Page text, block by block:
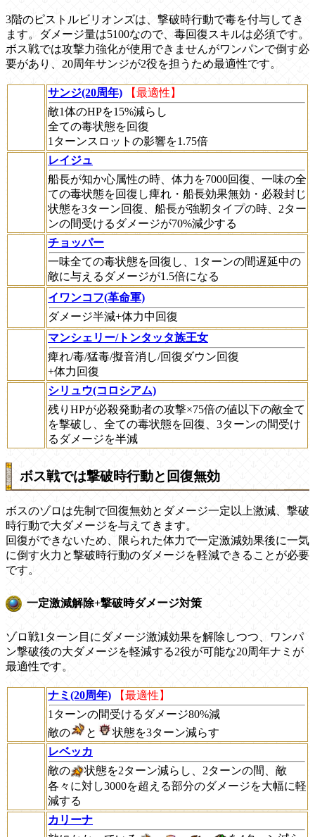
3階のピストルビリオンズは、撃破時行動で毒を付与してき
ます。ダメージ量は5100なので、毒回復スキルは必須です。
ボス戦では攻撃力強化が使用できませんがワンパンで倒す必
要があり、20周年サンジが2役を担うため最適性です。
サンジ(20周年) 【最適性】
敵1体のHPを15%減らし
全ての毒状態を回復
1ターンスロットの影響を1.75倍
レイジュ
船長が知か心属性の時、体力を7000回復、一味の全
ての毒状態を回復し痺れ・船長効果無効・必殺封じ
状態を3ターン回復、船長が強靭タイプの時、2ター
ンの間受けるダメージが70%減少する
チョッパー
一味全ての毒状態を回復し、1ターンの間遅延中の
敵に与えるダメージが1.5倍になる
イワンコフ(革命軍)
ダメージ半減+体力中回復
マンシェリー/トンタッタ族王女
痺れ/毒/猛毒/擬音消し/回復ダウン回復
+体力回復
シリュウ(コロシアム)
残りHPが必殺発動者の攻撃×75倍の値以下の敵全て
を撃破し、全ての毒状態を回復、3ターンの間受け
るダメージを半減
ボス戦では撃破時行動と回復無効
ボスのゾロは先制で回復無効とダメージ一定以上激減、撃破
時行動で大ダメージを与えてきます。
回復ができないため、限られた体力で一定激減効果後に一気
に倒す火力と撃破時行動のダメージを軽減できることが必要
です。
一定激減解除+撃破時ダメージ対策
ゾロ戦1ターン目にダメージ激減効果を解除しつつ、ワンパ
ン撃破後の大ダメージを軽減する2役が可能な20周年ナミが
最適性です。
ナミ(20周年) 【最適性】
1ターンの間受けるダメージ80%減
敵の
と
状態を3ターン減らす
レベッカ
敵の
状態を2ターン減らし、2ターンの間、敵
各々に対し3000を超える部分のダメージを大幅に軽
減する
カリーナ